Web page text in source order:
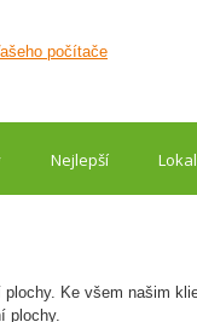
Nejlepší
Ke všem našim
plochy.